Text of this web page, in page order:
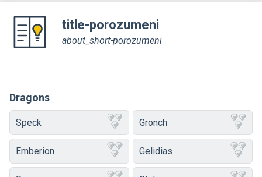
title-porozumeni
about_short-porozumeni
Dragons
Speck Gronch
Emberion Gelidias